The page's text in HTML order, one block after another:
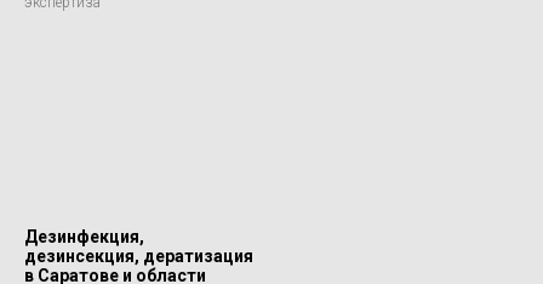
Дезинфекция,
дезинсекция, дератизация
в Саратове и области